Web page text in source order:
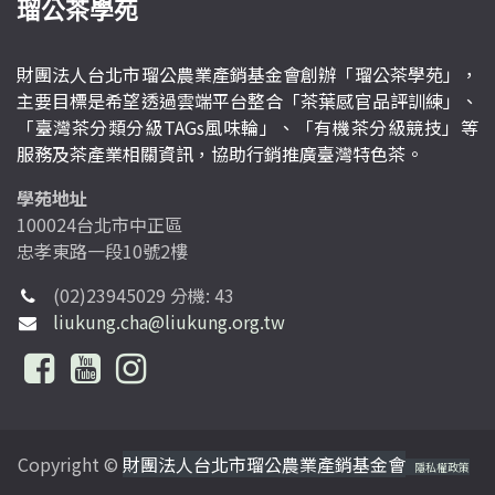
瑠公茶學苑
財團法人台北市瑠公農業產銷基金會創辦「瑠公茶學苑」，
主要目標是希望透過雲端平台整合「茶葉感官品評訓練」、
「臺灣茶分類分級TAGs風味輪」、「有機茶分級競技」等
服務及茶產業相關資訊，協助行銷推廣臺灣特色茶。
學苑地址
100024台北市中正區
忠孝東路一段10號2樓
(02)23945029 分機: 43
liukung.cha@liukung.org.tw
Copyright © 財團法人台北市瑠公農業產銷基金會 隱私權政策